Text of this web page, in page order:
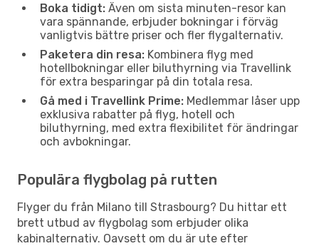
Boka tidigt: Även om sista minuten-resor kan
vara spännande, erbjuder bokningar i förväg
vanligtvis bättre priser och fler flygalternativ.
Paketera din resa: Kombinera flyg med
hotellbokningar eller biluthyrning via Travellink
för extra besparingar på din totala resa.
Gå med i Travellink Prime: Medlemmar låser upp
exklusiva rabatter på flyg, hotell och
biluthyrning, med extra flexibilitet för ändringar
och avbokningar.
Populära flygbolag på rutten
Flyger du från Milano till Strasbourg? Du hittar ett
brett utbud av flygbolag som erbjuder olika
kabinalternativ. Oavsett om du är ute efter